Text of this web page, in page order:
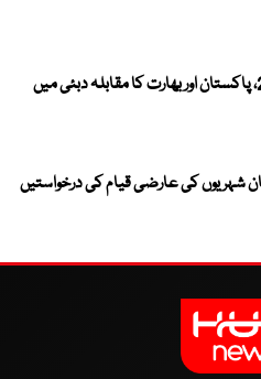
ویمنز ایشیا کپ 2026، پاکستان اور بھارت کا مقابلہ دبئی میں
شہریوں کی عارضی قیام کی درخواستیں